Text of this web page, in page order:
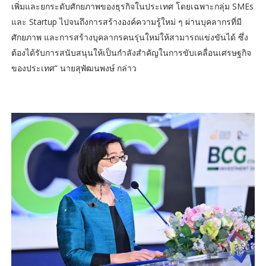
เพิ่มและยกระดับศักยภาพของธุรกิจในประเทศ โดยเฉพาะกลุ่ม SMEs
และ Startup ไปจนถึงการสร้างองค์ความรู้ใหม่ ๆ ผ่านบุคลากรที่มี
ศักยภาพ และการสร้างบุคลากรคนรุ่นใหม่ให้สามารถแข่งขันได้ ซึ่ง
ต้องได้รับการสนับสนุนให้เป็นกำลังสำคัญในการขับเคลื่อนเศรษฐกิจ
ของประเทศ” นายสุพัฒนพงษ์ กล่าว